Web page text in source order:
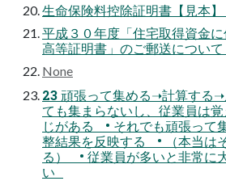
生命保険料控除証明書【見本】
平成３０年度「住宅取得資金
高等証明書」のご郵送について
None
23 頑張って集める➝計算する
ても集まらないし、従業員は
じがある • それでも頑張って
整結果を反映する • （本当は
る） • 従業員が多いと非常に
い